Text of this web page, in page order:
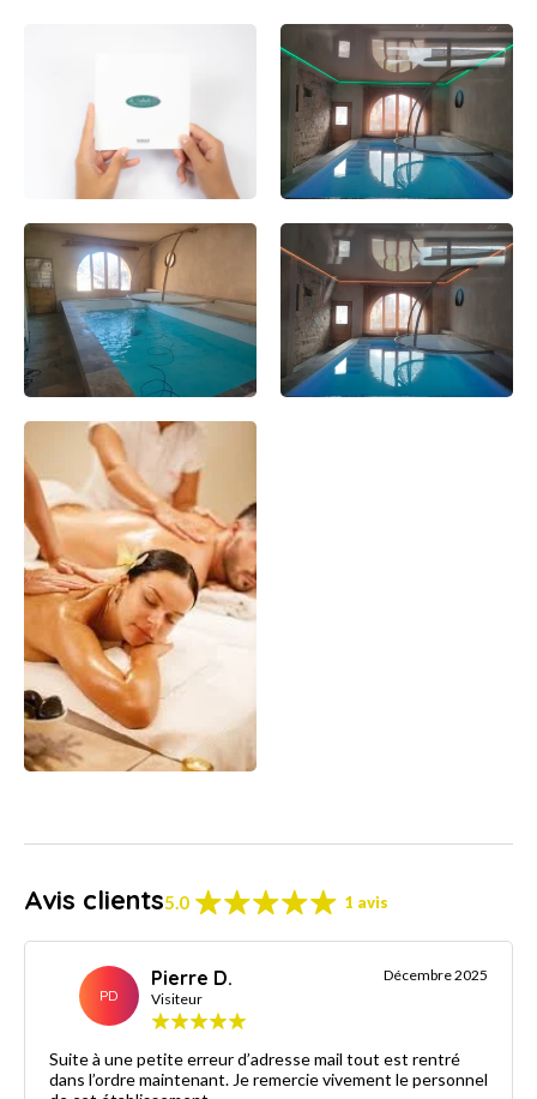
Avis clients5.0 1 avis
PD
Pierre D.
Visiteur
Décembre 2025
Suite à une petite erreur d’adresse mail tout est rentré
dans l’ordre maintenant. Je remercie vivement le personnel